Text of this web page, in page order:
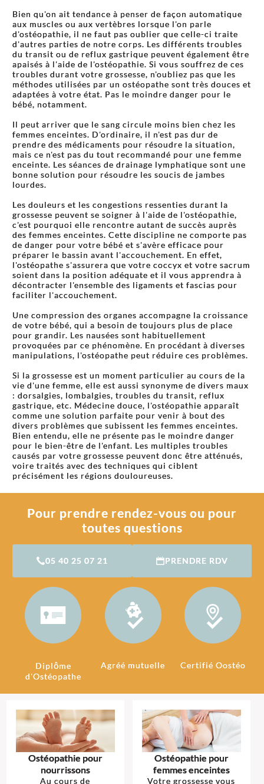
Bien qu'on ait tendance à penser de façon automatique
aux muscles ou aux vertèbres lorsque l'on parle
d'ostéopathie, il ne faut pas oublier que celle-ci traite
d'autres parties de notre corps. Les différents troubles
du transit ou de reflux gastrique peuvent également être
apaisés à l'aide de l'ostéopathie. Si vous souffrez de ces
troubles durant votre grossesse, n'oubliez pas que les
méthodes utilisées par un ostéopathe sont très douces et
adaptées à votre état. Pas le moindre danger pour le
bébé, notamment.
Il peut arriver que le sang circule moins bien chez les
femmes enceintes. D'ordinaire, il n'est pas dur de
prendre des médicaments pour résoudre la situation,
mais ce n'est pas du tout recommandé pour une femme
enceinte. Les séances de drainage lymphatique sont une
bonne solution pour résoudre les soucis de jambes
lourdes.
Les douleurs et les congestions ressenties durant la
grossesse peuvent se soigner à l'aide de l'ostéopathie,
c'est pourquoi elle rencontre autant de succès auprès
des femmes enceintes. Cette discipline ne comporte pas
de danger pour votre bébé et s'avère efficace pour
préparer le bassin avant l'accouchement. En effet,
l'ostéopathe s'assurera que votre coccyx et votre sacrum
soient dans la position adéquate et il vous apprendra à
décontracter l'ensemble des ligaments et fascias pour
faciliter l'accouchement.
Une compression des organes accompagne la croissance
de votre bébé, qui a besoin de toujours plus de place
pour grandir. Les nausées sont habituellement
provoquées par ce phénomène. En procédant à diverses
manipulations, l'ostéopathe peut réduire ces problèmes.
Si la grossesse est un moment particulier au cours de la
vie d'une femme, elle est aussi synonyme de divers maux
: dorsalgies, lombalgies, troubles du transit, reflux
gastrique, etc. Médecine douce, l'ostéopathie apparaît
comme une solution parfaite pour venir à bout des
divers problèmes que subissent les femmes enceintes.
Bien entendu, elle ne présente pas le moindre danger
pour le bien-être de l'enfant. Les multiples troubles
causés par votre grossesse peuvent donc être atténués,
voire traités avec des techniques qui ciblent
précisément les régions douloureuses.
Pour prendre rendez-vous ou pour
toutes questions
05 40 25 07 21 PRENDRE RDV
Diplôme
d'Ostéopathe
Agréé mutuelle Certifié Oostéo
Ostéopathie pour
nourrissons
Au cours de
Ostéopathie pour
femmes enceintes
Votre grossesse vous